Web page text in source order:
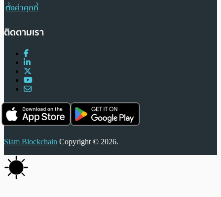
ตั้งค่าคุกกี้
ติดตามเรา
Siam Blockchain Copyright © 2026.